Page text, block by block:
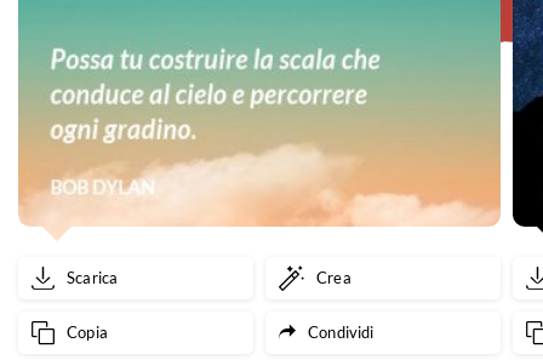
Scarica Crea
Copia Condividi